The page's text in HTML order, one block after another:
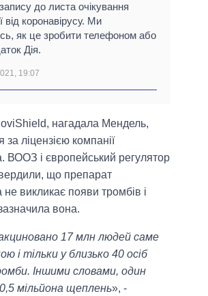
до листа очікування
від коронавірусу. Ми
як це зробити телефоном або
Дія.
19:07
нагадала Мендель,
за ліцензією компанії
ВООЗ і європейський регулятор
що препарат
викликає появи тромбів і
вона.
17 млн людей саме
і тільки у близько 40 осіб
Іншими словами, один
мільйона щеплень», -